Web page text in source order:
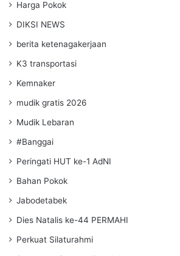
Harga Pokok
DIKSI NEWS
berita ketenagakerjaan
K3 transportasi
Kemnaker
mudik gratis 2026
Mudik Lebaran
#Banggai
Peringati HUT ke-1 AdNI
Bahan Pokok
Jabodetabek
Dies Natalis ke-44 PERMAHI
Perkuat Silaturahmi